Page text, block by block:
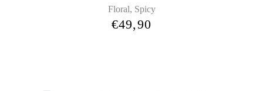
Floral, Spicy
€49,90